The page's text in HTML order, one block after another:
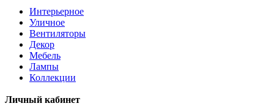
Интерьерное
Уличное
Вентиляторы
Декор
Мебель
Лампы
Коллекции
Личный кабинет